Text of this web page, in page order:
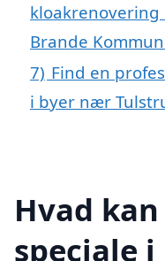
kloakrenovering
Brande
7) Find en
i byer nær
Hvad
speciale i